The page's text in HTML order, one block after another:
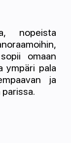
nopeista
omaan
ympäri pala
ja